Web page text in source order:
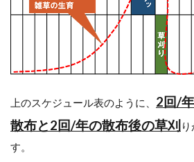
上のスケジュール表のように、 2回/
散布と2回/年の散布後の草刈
す。